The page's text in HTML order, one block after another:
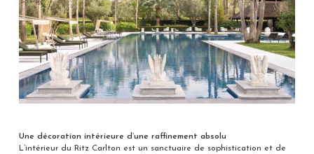
Une décoration intérieure d’une raffinement absolu
L’intérieur du Ritz Carlton est un sanctuaire de sophistication et de